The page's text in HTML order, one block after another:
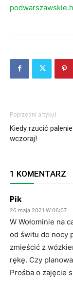
Poprzedni artykuł
Kiedy rzucić
wczoraj!
1 KOMENTARZ
Pik
26 maja 2021 W 06:07
W Wołominie na
od świtu do nocy
zmieścić z
rękę. Czy
Prośba o zajęcie